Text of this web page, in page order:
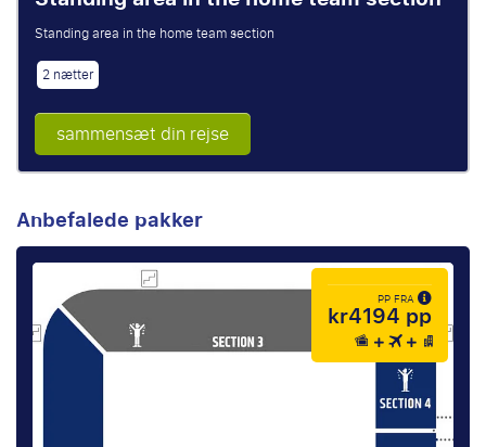
Standing area in the home team section
2 nætter
sammensæt din rejse
Anbefalede pakker
PP FRA
kr4194 pp